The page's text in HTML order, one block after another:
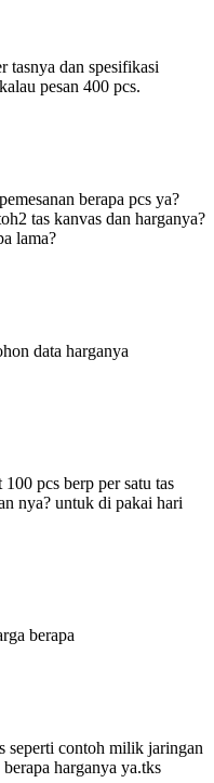
tasnya dan spesifikasi
pesan 400 pcs.
berapa pcs ya?
tas kanvas dan harganya?
lama?
data harganya
pcs berp per satu tas
nya? untuk di pakai hari
berapa
seperti contoh milik jaringan
harganya ya.tks